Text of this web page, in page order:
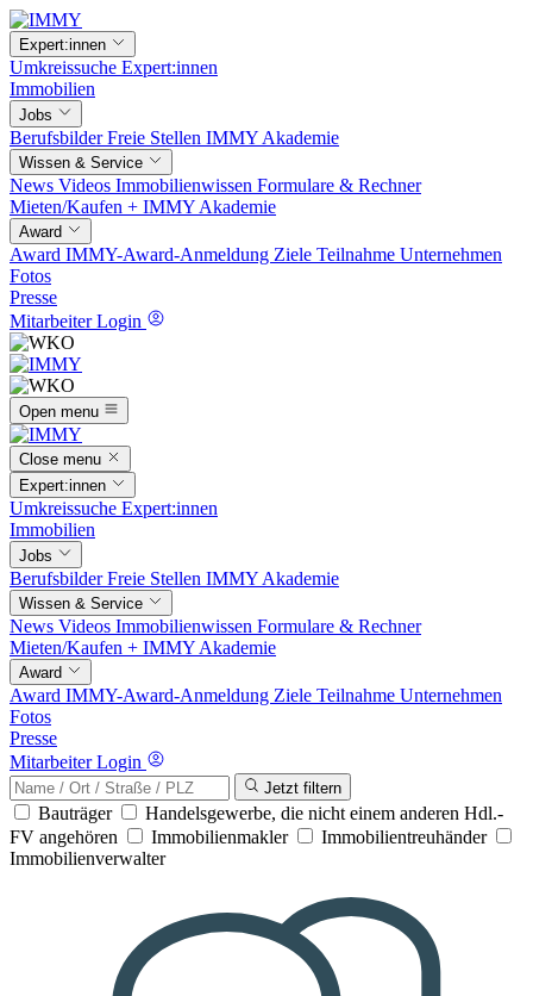
Expert:innen
Umkreissuche Expert:innen
Immobilien
Jobs
BerufsbilderFreie Stellen IMMY Akademie
Wissen & Service
News Videos Immobilienwissen Formulare & Rechner
Mieten/Kaufen + IMMY Akademie
Award
Award IMMY-Award-Anmeldung Ziele Teilnahme Unternehmen
Fotos
Presse
Mitarbeiter Login
Open menu
Close menu
Expert:innen
Umkreissuche Expert:innen
Immobilien
Jobs
BerufsbilderFreie Stellen IMMY Akademie
Wissen & Service
News Videos Immobilienwissen Formulare & Rechner
Mieten/Kaufen + IMMY Akademie
Award
Award IMMY-Award-Anmeldung Ziele Teilnahme Unternehmen
Fotos
Presse
Mitarbeiter Login
Jetzt filtern
Bauträger
Handelsgewerbe, die nicht einem anderen Hdl.-
FV angehören
Immobilienmakler
Immobilientreuhänder
Immobilienverwalter